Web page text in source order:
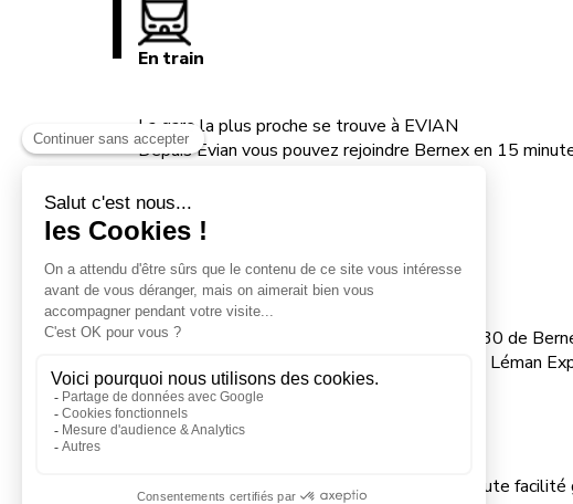
En train
La gare la plus proche se trouve à EVIAN
Depuis Evian vous pouvez rejoindre Bernex en 15
En avion
Aéroport International de Genève situé à 1h30 de
Puis connexion jusqu'à Evian par Train avec le Léman
Du lac à la montagne, rejoignez Bernex en toute